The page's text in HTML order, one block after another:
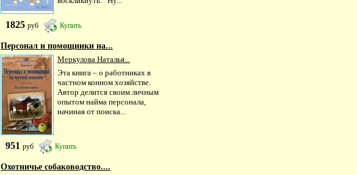
1825руб Купить
Персонал и помощники на...
Меркулова Наталья...
Эта книга – о работниках в
частном конном хозяйстве.
Автор делится своим личным
опытом найма персонала,
начиная от поиска...
951руб Купить
Охотничье собаководство....